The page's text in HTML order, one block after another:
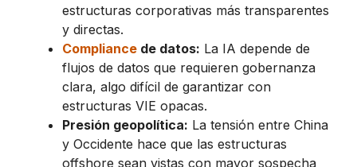
estructuras corporativas más transparentes
y directas.
Compliance de datos: La IA depende de
flujos de datos que requieren gobernanza
clara, algo difícil de garantizar con
estructuras VIE opacas.
Presión geopolítica: La tensión entre China
y Occidente hace que las estructuras
offshore sean vistas con mayor sospecha